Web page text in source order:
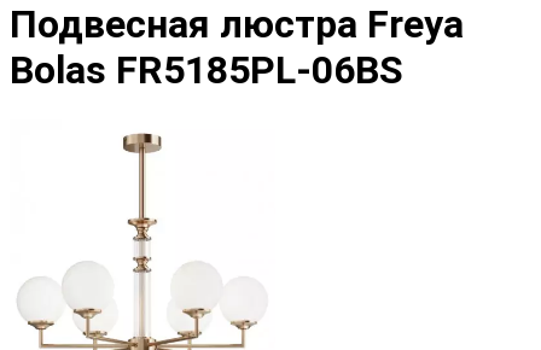
Подвесная люстра Freya
Bolas FR5185PL-06BS